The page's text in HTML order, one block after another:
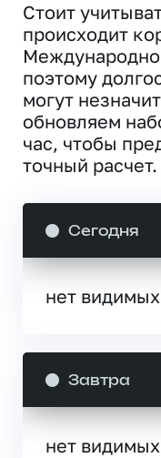
Стоит
происходит
поэтому
могут
обновляем
час, чтобы
точный расчет.
Сегодня
нет
Завтра
нет